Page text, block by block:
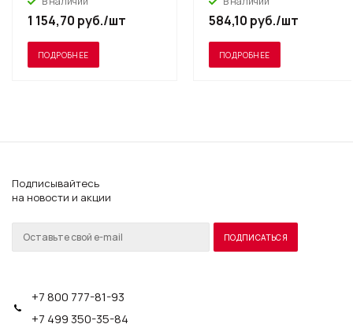
1 154,70 руб./шт
ПОДРОБНЕЕ
584,10 руб./шт
ПОДРОБНЕЕ
Подписывайтесь
на новости и акции
+7 800 777-81-93
+7 499 350-35-84